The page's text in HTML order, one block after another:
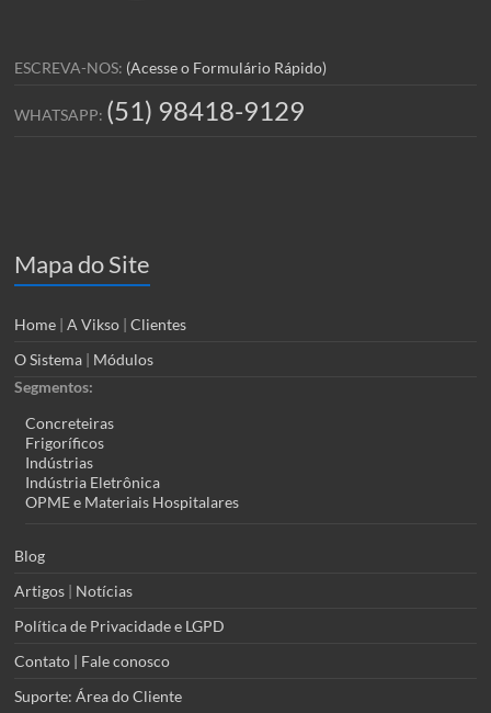
ESCREVA-NOS: (Acesse o Formulário Rápido)
WHATSAPP: (51) 98418-9129
Mapa do Site
Home |A Vikso |Clientes
O Sistema | Módulos
Segmentos:
Concreteiras
Frigoríficos
Indústrias
Indústria Eletrônica
OPME e Materiais Hospitalares
Blog
Artigos | Notícias
Política de Privacidade e LGPD
Contato | Fale conosco
Suporte: Área do Cliente